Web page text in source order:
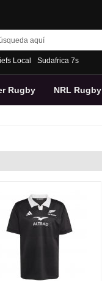
Local Sudafrica 7s
Rugby NRL Rugby